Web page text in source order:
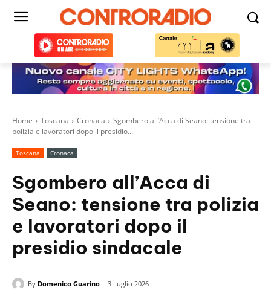
Home Toscana Cronaca
Sgombero all’Acca di Seano: tensione tra
polizia e lavoratori dopo il presidio...
Toscana Cronaca
Sgombero all’Acca di
Seano: tensione tra polizia
e lavoratori dopo il
presidio sindacale
By Domenico Guarino 3 Luglio 2026